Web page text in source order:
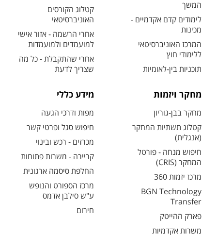
המשך
לימודים קדם אקדמיים -
מכינות
המרכז האוניברסיטאי
ללימודי חוץ
תוכניות בין-לאומיות
קטלוג הקורסים
האוניברסיטאי
אחרי הרשמה - אזור אישי
למועמדים ולמועמדות
אחרי שהתקבלת - כל מה
שצריך לדעת
מחקר ויזמות
מחקר בבן-גוריון
קטלוג תשתיות המחקר
(אנגלית)
חיפוש מנחה - פורטל
המחקר (CRIS)
מרכז יזמות 360
BGN Technology
Transfer
פארק ההייטק
משרות אקדמיות
מידע כללי
מפות ודרכי הגעה
חיפוש סגל ופרטי קשר
מכרזים - רכש ובינוי
קריירה - משרות פתוחות
החלפת סיסמה ארגונית
מרכז הספורט והנופש
ע"ש סילבן אדמס
חירום